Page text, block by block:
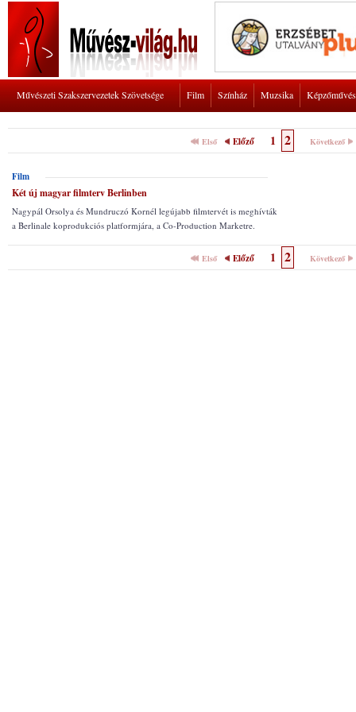
Művészeti Szakszervezetek Szövetsége Film Színház Muzsika
Első Előző 1 2 Következő
Film
Két új magyar filmterv Berlinben
Nagypál Orsolya és Mundruczó Kornél legújabb filmtervét is meghívták
a Berlinale koprodukciós platformjára, a Co-Production Marketre.
Első Előző 1 2 Következő